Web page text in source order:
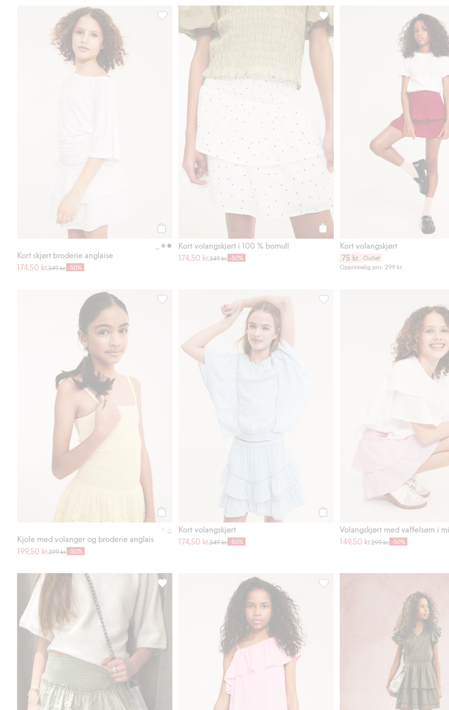
Kort skjørt broderie anglaise
174,50 kr.349 kr. -50%
Kort skjørt broderie anglaise, Legg til i favoriter
Legg til
Kort volangskjørt i 100 % bomull
174,50 kr.349 kr. -50%
Kort volangskjørt i 100 % bomull,
Kort volangskjørt
75 kr. Outlet
Opprinnelig pris: 299 kr.
Legg til
Kjole med volanger og broderie anglais
199,50 kr.399 kr. -50%
Kjole med volanger og broderie anglais, Legg til i favoriter
Kort volangskjørt
174,50 kr.349 kr. -50%
Kort volangskjørt, Legg til i favoriter
Volangskjørt med vaffelsøm i
149,50 kr.299 kr. -50%
Kort skjørt broderie anglaise, Legg til i favoriter One shoulder-kjole med volanger,